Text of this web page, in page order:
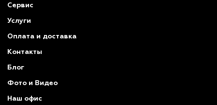
Сервис
Услуги
Оплата и доставка
Контакты
Блог
Фото и Видео
Наш офис